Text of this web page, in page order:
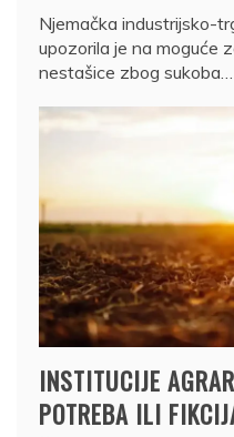
Njemačka industrijsko-
upozorila je na moguće
nestašice zbog sukoba…
INSTITUCIJE
POTREBA ILI